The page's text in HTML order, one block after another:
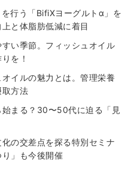
行う「BifiXヨーグルトα」を
と体脂肪低減に着目
い季節。フィッシュオイル
を！
イルの魅力とは。管理栄養
取方法
始まる？30〜50代に迫る「見
の交差点を探る特別セミナ
」も今後開催